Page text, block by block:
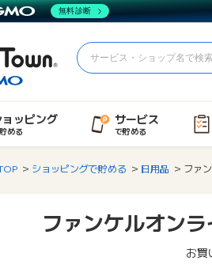
ョッピング
める
サービス
で貯める
ショッピングで貯める 日用品 ファ
ファンケルオン
お買
無料診断